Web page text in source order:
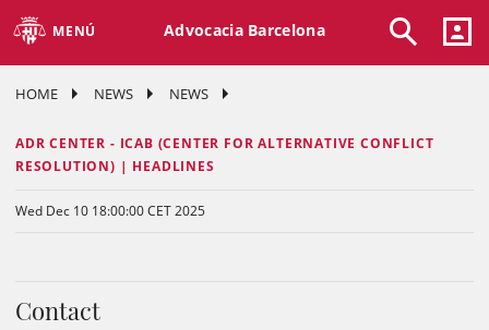
MENÚ Advocacia Barcelona
HOME NEWS NEWS
ADR CENTER - ICAB (CENTER FOR ALTERNATIVE CONFLICT
RESOLUTION) | HEADLINES
Wed Dec 10 18:00:00 CET 2025
Contact